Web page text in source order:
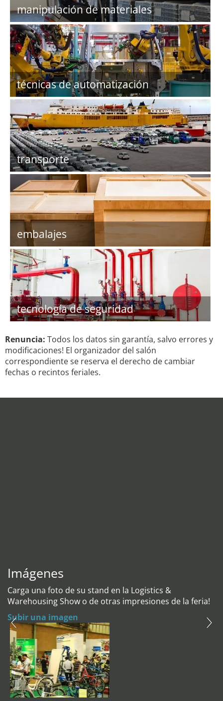
manipulación de materiales
técnicas de automatización
transporte
embalajes
tecnología de seguridad
Renuncia: Todos los datos sin garantía, salvo errores y
modificaciones! El organizador del salón
correspondiente se reserva el derecho de cambiar
fechas o recintos feriales.
Imágenes
Carga una foto de su stand en la Logistics &
Warehousing Show o de otras impresiones de la feria!
Subir una imagen